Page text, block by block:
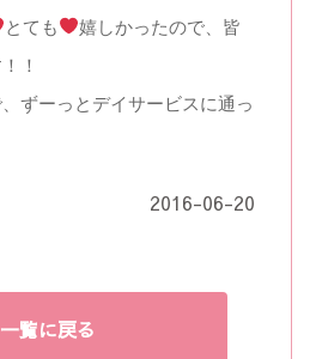
とても
嬉しかったので、皆
！
ずーっとデイサービスに通っ
2016-06-20
一覧に戻る